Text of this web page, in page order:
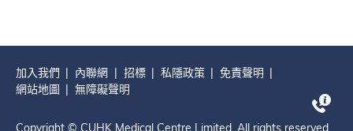
加入我們 內聯網 招標 私隱政策
免責聲明
網站地圖
無障礙聲明
Copyright © CUHK Medical Centre Limited. All rights reserved.